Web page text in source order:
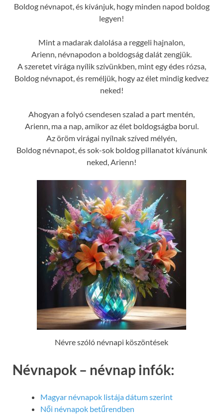
Boldog névnapot, és kívánjuk, hogy minden napod boldog
legyen!
Mint a madarak dalolása a reggeli hajnalon,
Arienn, névnapodon a boldogság dalát zengjük.
A szeretet virága nyílik szívünkben, mint egy édes rózsa,
Boldog névnapot, és reméljük, hogy az élet mindig kedvez
neked!
Ahogyan a folyó csendesen szalad a part mentén,
Arienn, ma a nap, amikor az élet boldogságba borul.
Az öröm virágai nyílnak szíved mélyén,
Boldog névnapot, és sok-sok boldog pillanatot kívánunk
neked, Arienn!
Névre szóló névnapi köszöntések
Névnapok – névnap infók:
Magyar névnapok listája dátum szerint
Női névnapok betűrendben